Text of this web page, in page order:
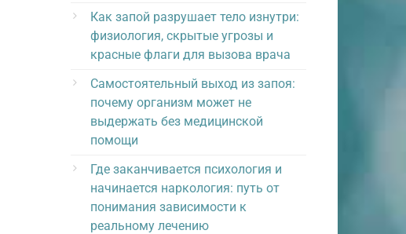
Как запой разрушает тело изнутри:
физиология, скрытые угрозы и
красные флаги для вызова врача
Самостоятельный выход из запоя:
почему организм может не
выдержать без медицинской
помощи
Где заканчивается психология и
начинается наркология: путь от
понимания зависимости к
реальному лечению